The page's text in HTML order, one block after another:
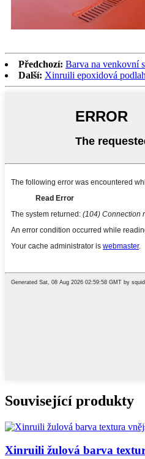
Předchozí: Barva na venkovní
Další: Xinruili epoxidová
Související produkty
Xinruili žulová barva